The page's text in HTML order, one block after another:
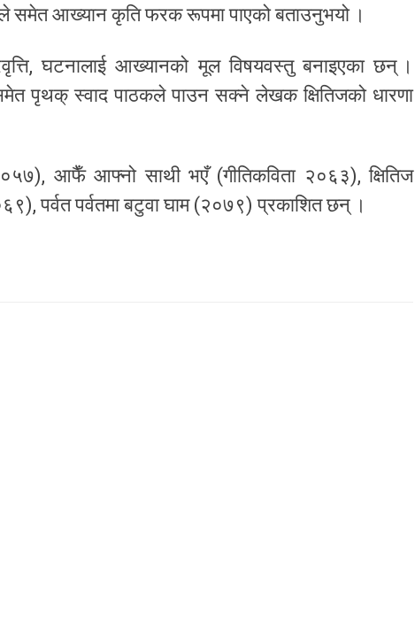
समेत आख्यान कृति फरक रूपमा पाएको बताउनुभयो ।
घटनालाई आख्यानको मूल विषयवस्तु बनाइएका छन् ।
पृथक् स्वाद पाठकले पाउन सक्ने लेखक क्षितिजको धारणा
आफैँ आफ्नो साथी भएँ (गीतिकविता २०६३), क्षितिज
पर्वत पर्वतमा बटुवा घाम (२०७९) प्रकाशित छन् ।